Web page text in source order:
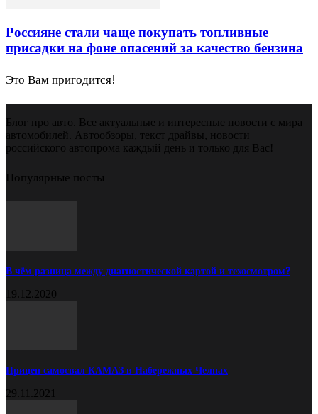
Россияне стали чаще покупать топливные
присадки на фоне опасений за качество бензина
Это Вам пригодится!
Блог про авто. Все актуальные и интересные новости с мира
автомобилей. Автообзоры, текст драйвы, новости
российского автопрома каждый день и только для Вас!
Популярные посты
В чём разница между диагностической картой и техосмотром?
19.12.2020
Прицеп самосвал КАМАЗ в Набережных Челнах
29.11.2021